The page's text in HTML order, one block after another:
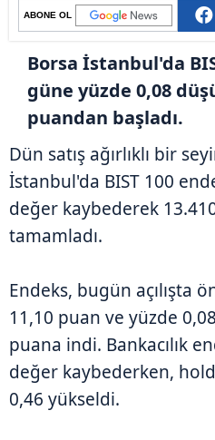
ABONE OL
Borsa İstanbul'da
güne yüzde 0,08
puandan başladı.
Dün satış ağırlıklı bir
İstanbul'da BIST 100
değer kaybederek
tamamladı.
Endeks, bugün açılışta
11,10 puan ve yüzde
puana indi. Bankacılık
değer kaybederken,
0,46 yükseldi.